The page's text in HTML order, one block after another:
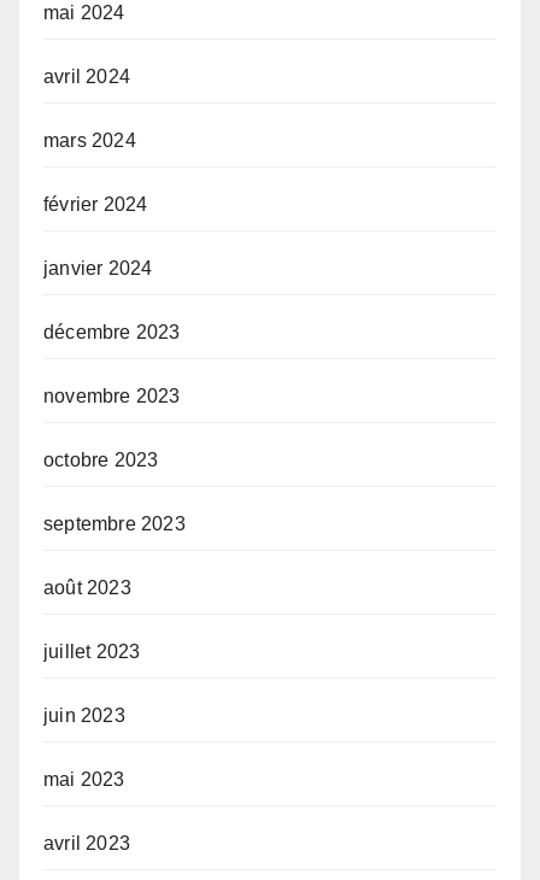
mai 2024
avril 2024
mars 2024
février 2024
janvier 2024
décembre 2023
novembre 2023
octobre 2023
septembre 2023
août 2023
juillet 2023
juin 2023
mai 2023
avril 2023